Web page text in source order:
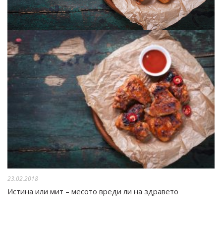
23.02.2018
Истина или мит – месото вреди ли на здравето